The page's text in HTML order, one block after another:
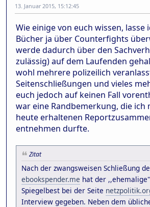
13. Januar 2015, 15:12:45
Wie einige von euch wissen, lasse
Bücher ja über Counterfights
werde dadurch über den
zulässig) auf dem Laufenden
wohl mehrere polizeilich
Seitenschließungen und vieles
euch jedoch auf keinen Fall
war eine Randbemerkung, die ich
heute erhaltenen
entnehmen durfte.
Zitat
Nach der zwangsweisen Schließung
ebookspender.me hat der
Spiegelbest bei der Seite
Interview gegeben. Neben dem